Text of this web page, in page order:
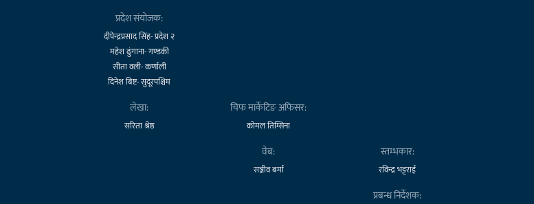
प्रदेश संयोजक:
दीपेन्द्रप्रसाद सिंह- प्रदेश २
महेश ढुंगाना- गण्डकी
सीता वली- कर्णाली
दिनेश बिष्ट- सुदूरपश्चिम
लेखा:
सरिता श्रेष्ठ
चिफ मार्केटिङ अफिसर:
कोमल तिम्सिना
वेब:
सञ्जीव बर्मा
स्तम्भकार:
रविन्द्र भट्टराई
प्रबन्ध निर्देशक: